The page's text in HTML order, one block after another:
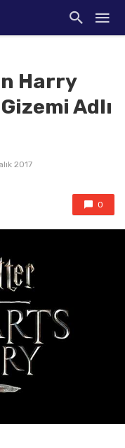
Harry
Adlı
2017
0